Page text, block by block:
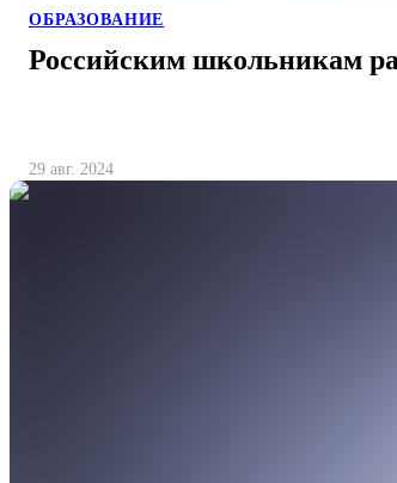
ОБРАЗОВАНИЕ
Российским школьникам
29 авг. 2024